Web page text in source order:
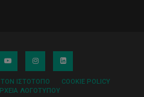
ΤΟΝ ΙΣΤΌΤΟΠΟ
COOKIE POLICY
ΛΟΓΌΤΥΠΟΥ